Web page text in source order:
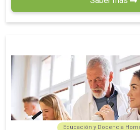
Educación y Docencia